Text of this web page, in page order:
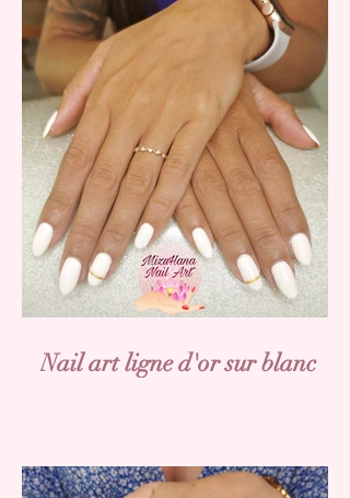
Nail art ligne d'or sur blanc